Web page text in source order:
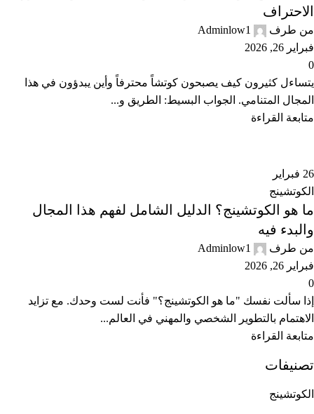
الاحتراف
من طرف
Adminlow1
فبراير 26, 2026
0
يتساءل كثيرون كيف يصبحون كوتشاً محترفاً وأين يبدؤون في هذا
المجال المتنامي. الجواب البسيط: الطريق و...
متابعة القراءة
26 فبراير
الكوتشينج
ما هو الكوتشينج؟ الدليل الشامل لفهم هذا المجال
والبدء فيه
من طرف
Adminlow1
فبراير 26, 2026
0
إذا سألت نفسك "ما هو الكوتشينج؟" فأنت لست وحدك. مع تزايد
الاهتمام بالتطوير الشخصي والمهني في العالم...
متابعة القراءة
تصنيفات
الكوتشينج